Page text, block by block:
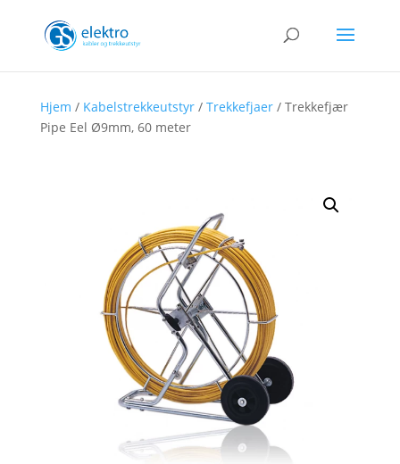
Hjem / Kabelstrekkeutstyr/ Trekkefjaer/ Trekkefjær
Pipe Eel Ø9mm, 60 meter